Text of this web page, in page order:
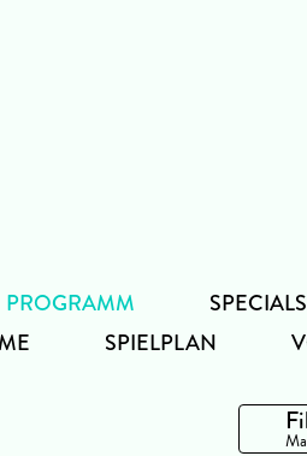
PROGRAMM
SPIELPLAN
SPECIALS